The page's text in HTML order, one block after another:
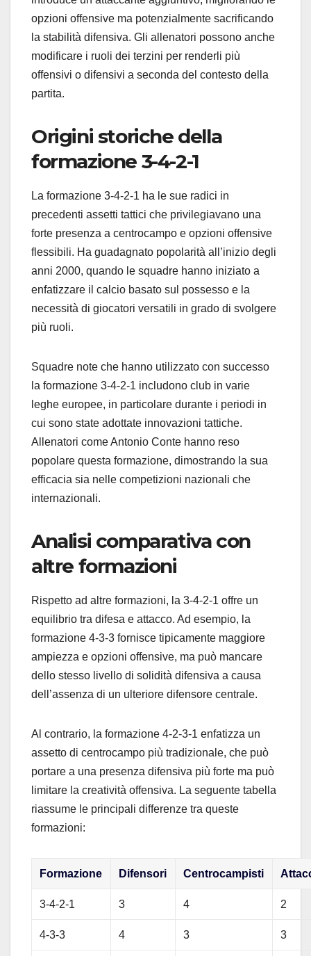
opzioni offensive ma potenzialmente sacrificando
la stabilità difensiva. Gli allenatori possono anche
modificare i ruoli dei terzini per renderli più
offensivi o difensivi a seconda del contesto della
partita.
Origini storiche della
formazione 3-4-2-1
La formazione 3-4-2-1 ha le sue radici in
precedenti assetti tattici che privilegiavano una
forte presenza a centrocampo e opzioni offensive
flessibili. Ha guadagnato popolarità all’inizio degli
anni 2000, quando le squadre hanno iniziato a
enfatizzare il calcio basato sul possesso e la
necessità di giocatori versatili in grado di svolgere
più ruoli.
Squadre note che hanno utilizzato con successo
la formazione 3-4-2-1 includono club in varie
leghe europee, in particolare durante i periodi in
cui sono state adottate innovazioni tattiche.
Allenatori come Antonio Conte hanno reso
popolare questa formazione, dimostrando la sua
efficacia sia nelle competizioni nazionali che
internazionali.
Analisi comparativa con
altre formazioni
Rispetto ad altre formazioni, la 3-4-2-1 offre un
equilibrio tra difesa e attacco. Ad esempio, la
formazione 4-3-3 fornisce tipicamente maggiore
ampiezza e opzioni offensive, ma può mancare
dello stesso livello di solidità difensiva a causa
dell’assenza di un ulteriore difensore centrale.
Al contrario, la formazione 4-2-3-1 enfatizza un
assetto di centrocampo più tradizionale, che può
portare a una presenza difensiva più forte ma può
limitare la creatività offensiva. La seguente tabella
riassume le principali differenze tra queste
formazioni:
Formazione Difensori Centrocampisti
3-4-2-1 3 4 2
4-3-3 4 3 3